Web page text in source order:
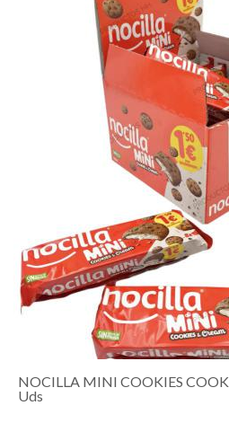
NOCILLA MINI COOKIES
Uds